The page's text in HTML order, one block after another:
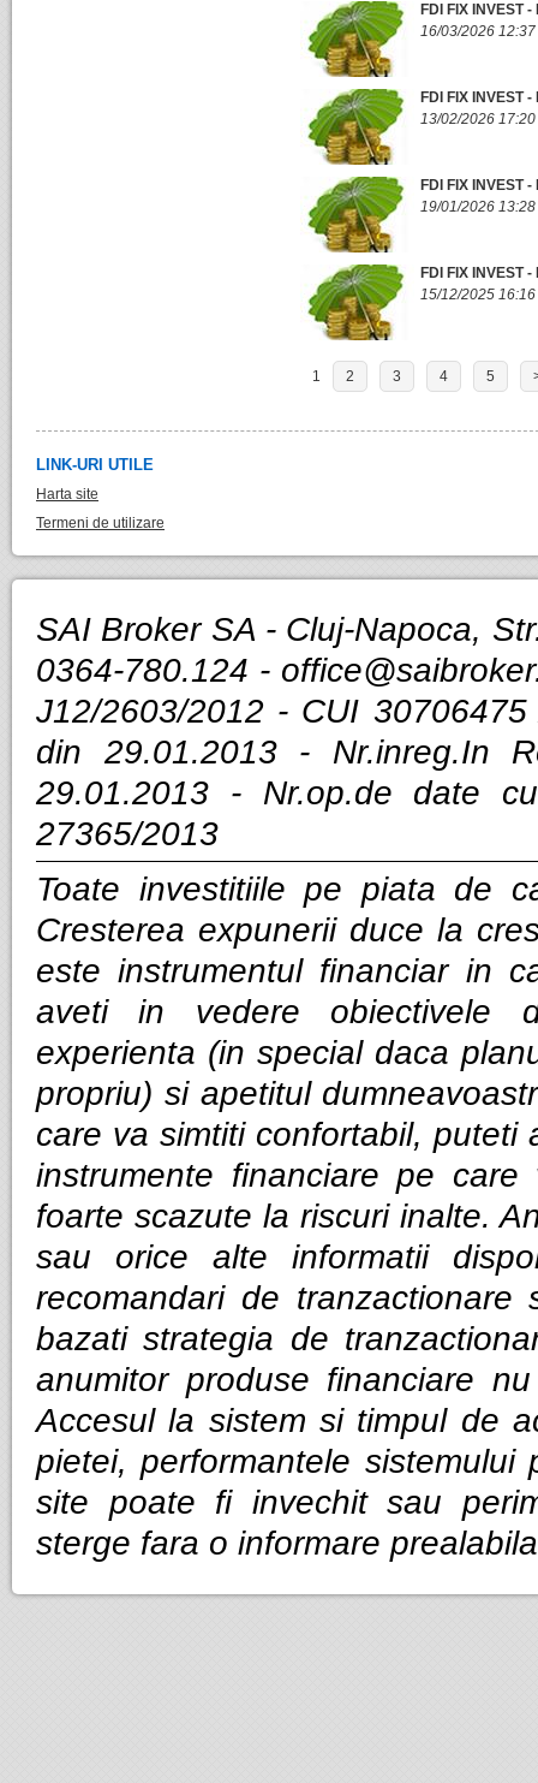
FDI FIX INVEST
16/03/2026 12:37
FDI FIX INVEST
13/02/2026 17:20
FDI FIX INVEST
19/01/2026 13:28
FDI FIX INVEST
15/12/2025 16:16
1 2 3 4 5
LINK-URI UTILE
Harta site
Termeni de utilizare
SAI Broker SA - Cluj-Napoca,
0364-780.124 -
J12/2603/2012 - CUI
din 29.01.2013 - Nr.inreg.In
29.01.2013 - Nr.op.de date
27365/2013
Toate investitiile pe piata de
Cresterea expunerii duce la
este instrumentul financiar in
aveti in vedere obiectivele
experienta (in special daca
propriu) si apetitul
care va simtiti confortabil, puteti
instrumente financiare pe
foarte scazute la riscuri inalte.
sau orice alte informatii
recomandari de
bazati strategia de
anumitor produse financiare
Accesul la sistem si timpul de
pietei, performantele
site poate fi invechit sau
sterge fara o informare